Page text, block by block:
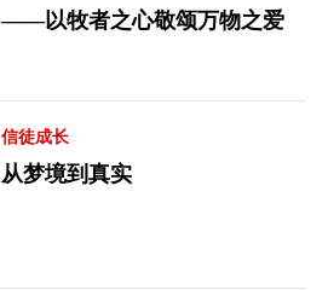
——以牧者之心敬颂万物之爱
信徒成长
从梦境到真实